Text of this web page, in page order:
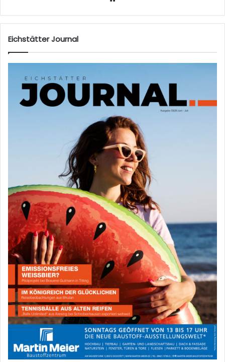
sei
Eichstätter Journal